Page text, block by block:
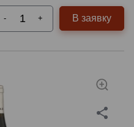
- + В заявку